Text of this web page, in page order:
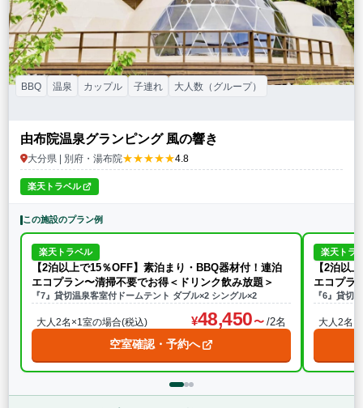
由布院温泉グランピング 風の響き
大分県 | 別府・湯布院★★★★★4.8
BBQ 温泉 カップル 子連れ 大人数（グループ）
楽天トラベル
この施設のプラン例
楽天トラベル
【2泊以上で15％OFF】素泊まり・BBQ器材付！連泊
エコプラン〜清掃不要でお得＜ドリンク飲み放題＞
『7』貸切温泉客室付ドームテント ダブル×2 シングル×2
大人2名×1室の場合(税込) 48,450 /2名
空室確認・予約へ
楽天トラ
【2泊以
エコプラ
『6』貸切
大人2名